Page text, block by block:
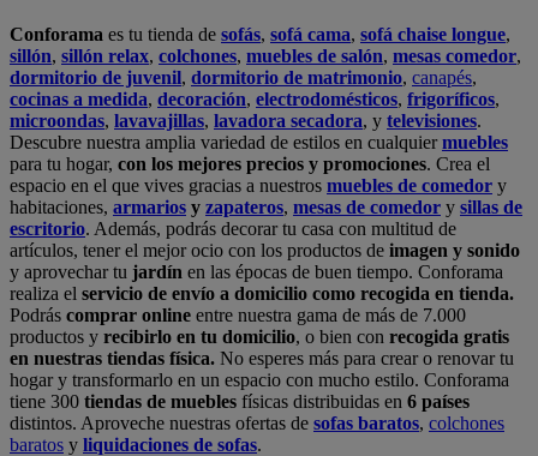
Conforama es tu tienda de sofás, sofá cama, sofá chaise longue,
sillón, sillón relax, colchones, muebles de salón, mesas comedor,
dormitorio de juvenil, dormitorio de matrimonio, canapés,
cocinas a medida, decoración, electrodomésticos, frigoríficos,
microondas, lavavajillas, lavadora secadora, y televisiones.
Descubre nuestra amplia variedad de estilos en cualquiermuebles
para tu hogar, con los mejores precios y promociones. Crea el
espacio en el que vives gracias a nuestros muebles de comedor y
habitaciones, armarios y zapateros, mesas de comedor y sillas de
escritorio. Además, podrás decorar tu casa con multitud de
artículos, tener el mejor ocio con los productos de imagen y sonido
y aprovechar tu jardín en las épocas de buen tiempo. Conforama
realiza el servicio de envío a domicilio como recogida en tienda.
Podrás comprar online entre nuestra gama de más de 7.000
productos y recibirlo en tu domicilio, o bien con recogida gratis
en nuestras tiendas física. No esperes más para crear o renovar tu
hogar y transformarlo en un espacio con mucho estilo. Conforama
tiene 300 tiendas de muebles físicas distribuidas en 6 países
distintos. Aproveche nuestras ofertas de sofas baratos, colchones
baratos y liquidaciones de sofas.